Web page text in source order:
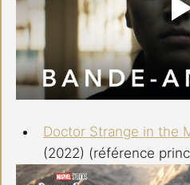
Doctor Strange in the
(2022) (référence